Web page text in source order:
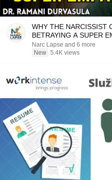
WHY THE NARCISSIST
BETRAYING A SUPER
Narc Lapse and 6 more
New 5.4K views